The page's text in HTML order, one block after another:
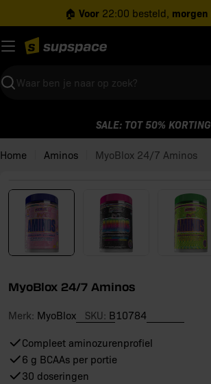
naar
inhoud
🏠 Voor 22:00 besteld, morgen
Zoeken
SALE: TOT 50% KORTING
Home Aminos MyoBlox 24/7 Aminos
Open media 0 in modaal venster
MyoBlox 24/7 Aminos
Merk: MyoBlox SKU: B10784
Compleet aminozurenprofiel
6 g BCAAs per portie
30 doseringen